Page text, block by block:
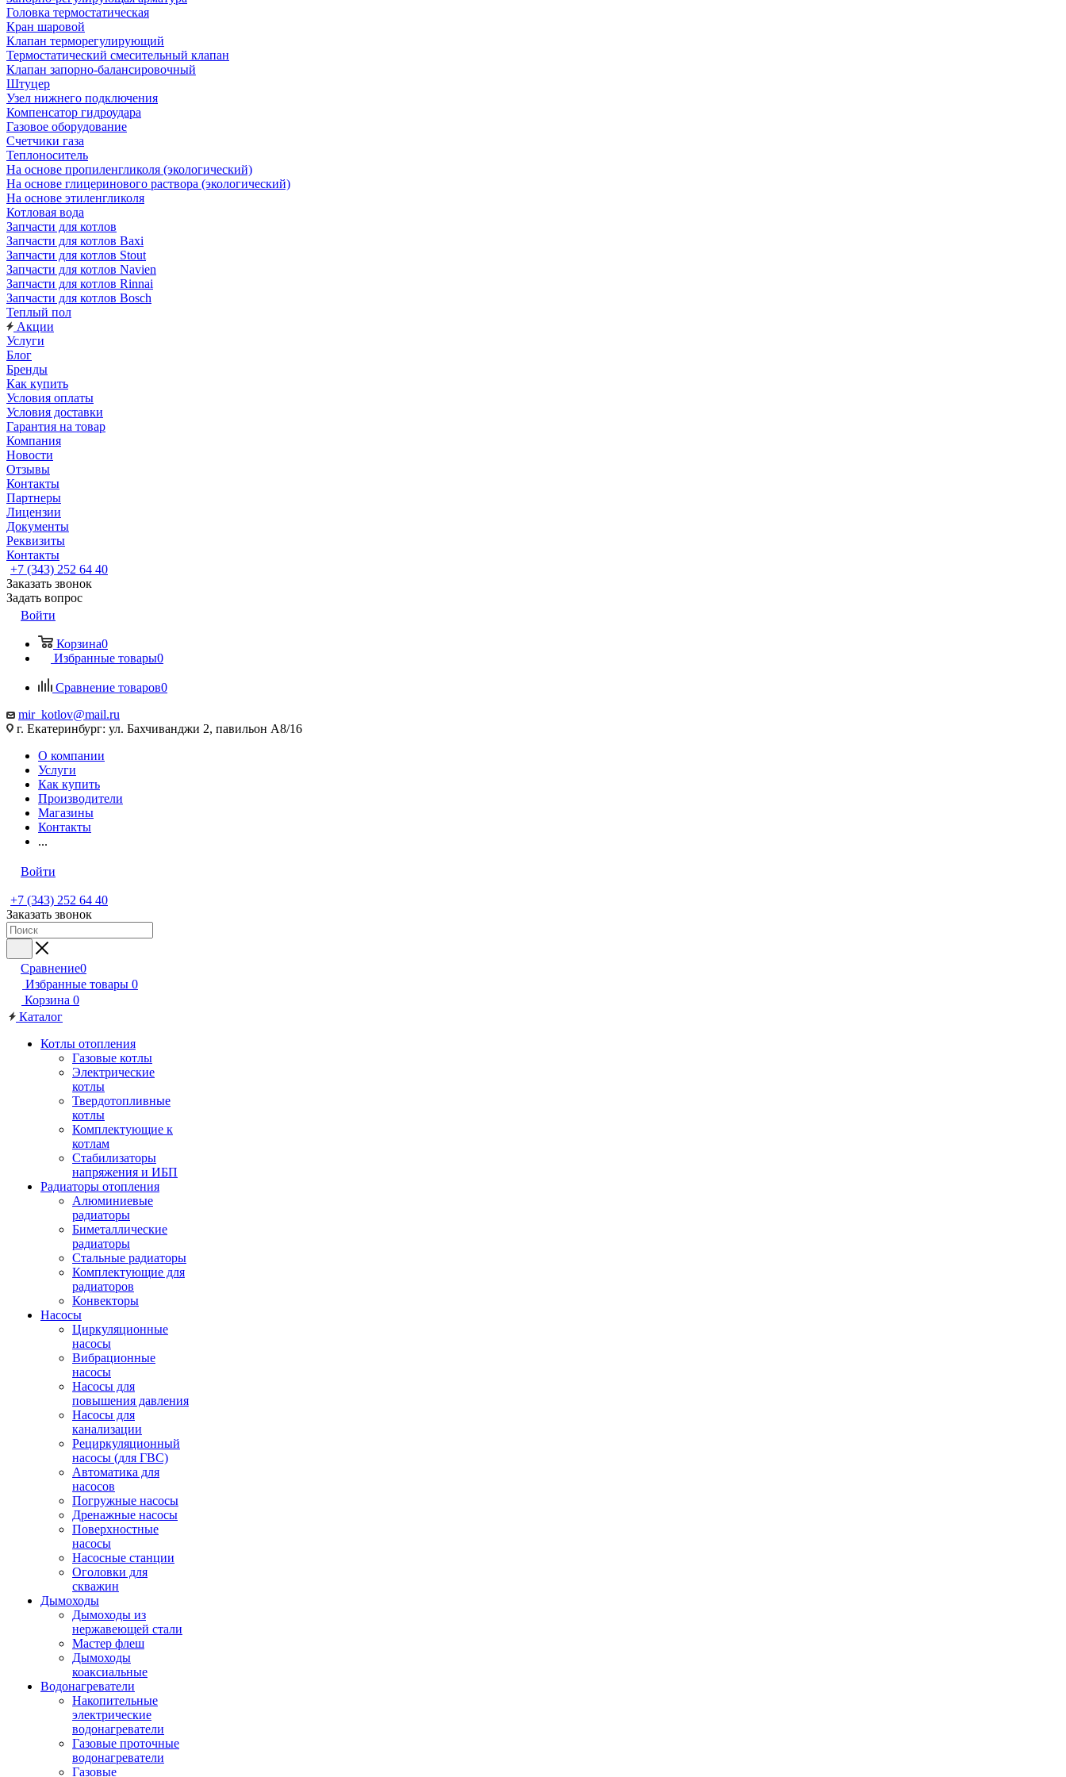
Головка термостатическая
Кран шаровой
Клапан терморегулирующий
Термостатический смесительный клапан
Клапан запорно-балансировочный
Штуцер
Узел нижнего подключения
Компенсатор гидроудара
Газовое оборудование
Счетчики газа
Теплоноситель
На основе пропиленгликоля (экологический)
На основе глицеринового раствора (экологический)
На основе этиленгликоля
Котловая вода
Запчасти для котлов
Запчасти для котлов Baxi
Запчасти для котлов Stout
Запчасти для котлов Navien
Запчасти для котлов Rinnai
Запчасти для котлов Bosch
Теплый пол
Акции
Услуги
Блог
Бренды
Как купить
Условия оплаты
Условия доставки
Гарантия на товар
Компания
Новости
Отзывы
Контакты
Партнеры
Лицензии
Документы
Реквизиты
Контакты
+7 (343) 252 64 40
Заказать звонок
Задать вопрос
Войти
Корзина0
Избранные товары0
Сравнение товаров0
mir_kotlov@mail.ru
г. Екатеринбург: ул. Бахчиванджи 2, павильон А8/16
О компании
Услуги
Как купить
Производители
Магазины
Контакты
...
Войти
+7 (343) 252 64 40
Заказать звонок
Сравнение0
Избранные товары 0
Корзина 0
Каталог
Котлы отопления
Газовые котлы
Электрические
котлы
Твердотопливные
котлы
Комплектующие к
котлам
Стабилизаторы
напряжения и ИБП
Радиаторы отопления
Алюминиевые
радиаторы
Биметаллические
радиаторы
Стальные радиаторы
Комплектующие для
радиаторов
Конвекторы
Насосы
Циркуляционные
насосы
Вибрационные
насосы
Насосы для
повышения давления
Насосы для
канализации
Рециркуляционный
насосы (для ГВС)
Автоматика для
насосов
Погружные насосы
Дренажные насосы
Поверхностные
насосы
Насосные станции
Оголовки для
скважин
Дымоходы
Дымоходы из
нержавеющей стали
Мастер флеш
Дымоходы
коаксиальные
Водонагреватели
Накопительные
электрические
водонагреватели
Газовые проточные
водонагреватели
Газовые